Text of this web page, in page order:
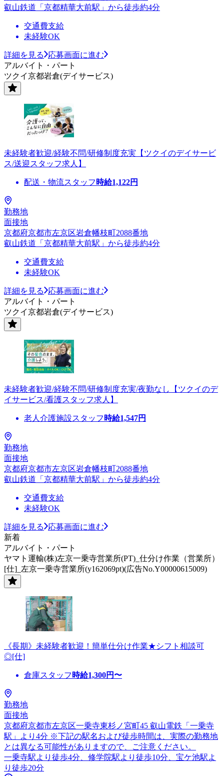
叡山鉄道「京都精華大前駅」から徒歩約4分
交通費支給
未経験OK
詳細を見る
応募画面に進む
アルバイト・パート
ツクイ京都岩倉(デイサービス)
未経験者歓迎/経験不問/研修制度充実【ツクイのデイサービ
ス/送迎スタッフ求人】
配送・物流スタッフ 時給1,122円
勤務地
面接地
京都府京都市左京区岩倉幡枝町2088番地
叡山鉄道「京都精華大前駅」から徒歩約4分
交通費支給
未経験OK
詳細を見る
応募画面に進む
アルバイト・パート
ツクイ京都岩倉(デイサービス)
未経験者歓迎/経験不問/研修制度充実/夜勤なし【ツクイのデ
イサービス/看護スタッフ求人】
老人介護施設スタッフ 時給1,547円
勤務地
面接地
京都府京都市左京区岩倉幡枝町2088番地
叡山鉄道「京都精華大前駅」から徒歩約4分
交通費支給
未経験OK
詳細を見る
応募画面に進む
新着
アルバイト・パート
ヤマト運輸(株)左京一乗寺営業所(PT)_仕分け作業（営業所）
[仕]_左京一乗寺営業所(y162069pt)(広告No.Y00000615009)
《長期》未経験者歓迎！簡単仕分け作業★シフト相談可
◎[仕]
倉庫スタッフ 時給1,300円〜
勤務地
面接地
京都府京都市左京区一乗寺東杉ノ宮町45 叡山電鉄「一乗寺
駅」より4分 ※下記の駅名および徒歩時間は、実際の勤務地
とは異なる可能性がありますので、ご注意ください。
一乗寺駅より徒歩4分、修学院駅より徒歩10分、宝ケ池駅よ
り徒歩20分